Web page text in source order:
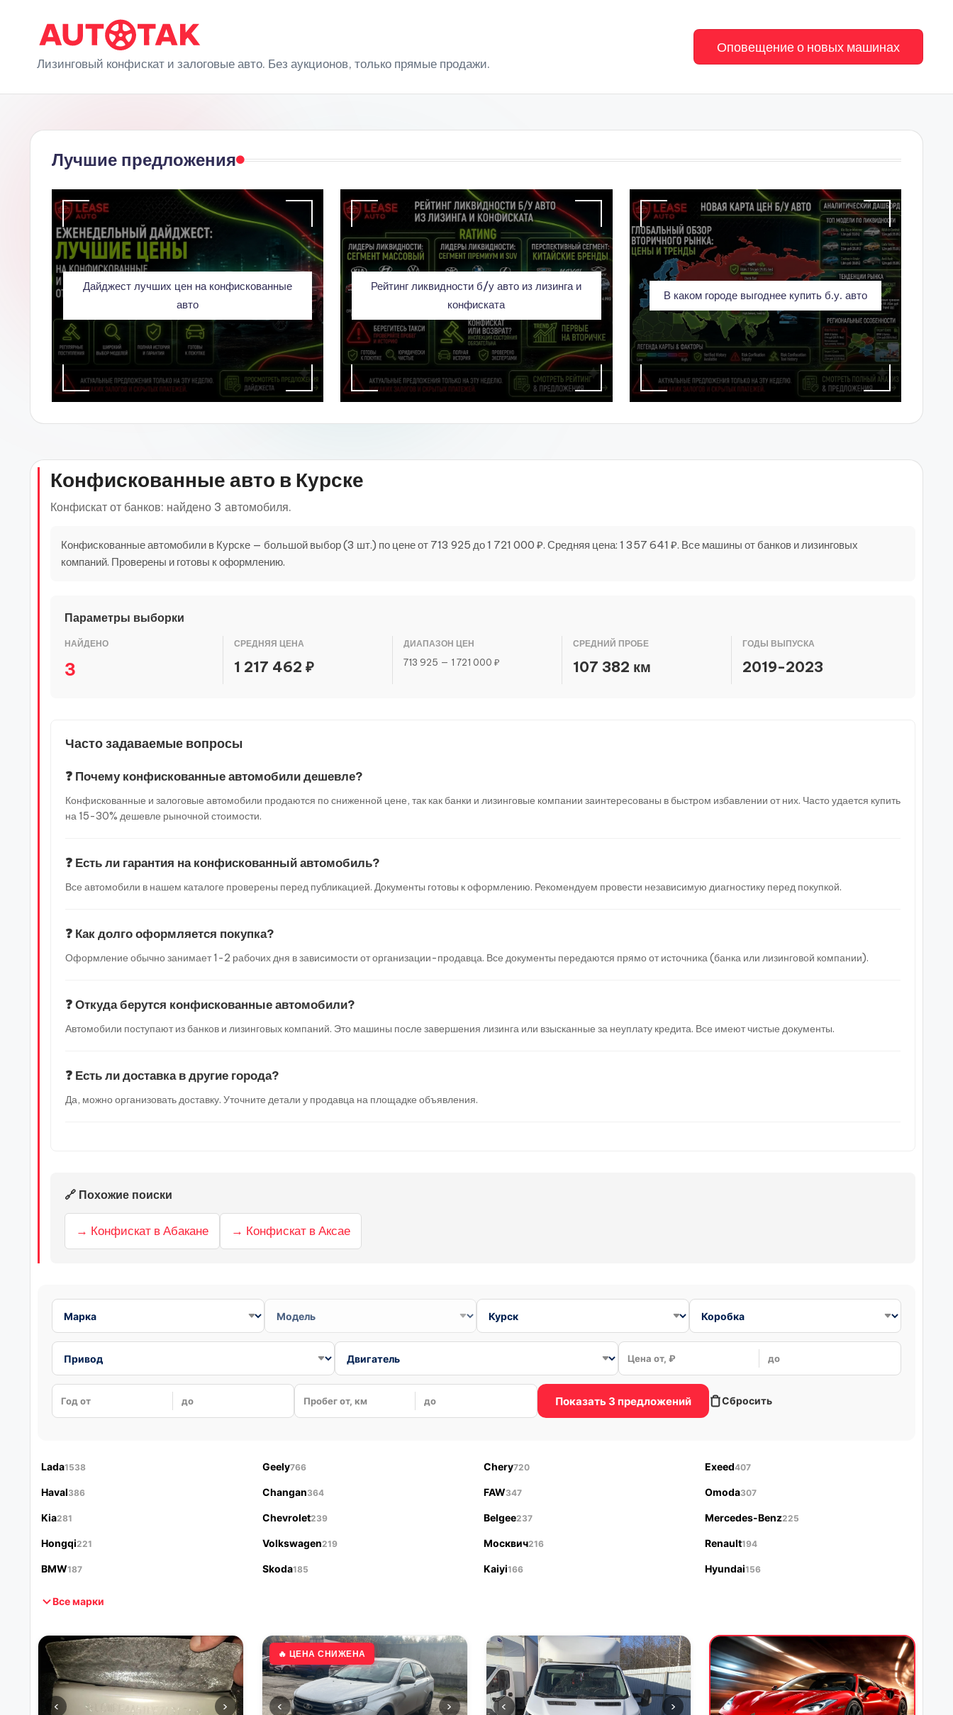
Перейти
A
u
t
Лизинговый конфискат и залоговые авто. Без аукционов, только прямые продажи.
Оповещение о новых машинах
Лучшие предложения
Дайджест лучших цен на конфискованные
авто
Рейтинг ликвидности б/у авто из лизинга и
конфиската
В каком городе выгоднее купить б.у. авто
Конфискованные авто в Курске
Конфискат от банков: найдено 3 автомобиля.
Конфискованные автомобили в Курске — большой выбор (3 шт.) по цене от 713 925 до 1 721 000 ₽. Средняя цена: 1 357 641 ₽. Все машины от банков и лизинговых
компаний. Проверены и готовы к оформлению.
Параметры выборки
НАЙДЕНО
3
СРЕДНЯЯ ЦЕНА
1 217 462 ₽
ДИАПАЗОН ЦЕН
713 925 — 1 721 000 ₽
СРЕДНИЙ ПРОБЕ
107 382 км
ГОДЫ ВЫПУСКА
2019-2023
Часто задаваемые вопросы
❓ Почему конфискованные автомобили дешевле?
Конфискованные и залоговые автомобили продаются по сниженной цене, так как банки и лизинговые компании заинтересованы в быстром избавлении от них. Часто удается купить
на 15-30% дешевле рыночной стоимости.
❓ Есть ли гарантия на конфискованный автомобиль?
Все автомобили в нашем каталоге проверены перед публикацией. Документы готовы к оформлению. Рекомендуем провести независимую диагностику перед покупкой.
❓ Как долго оформляется покупка?
Оформление обычно занимает 1-2 рабочих дня в зависимости от организации-продавца. Все документы передаются прямо от источника (банка или лизинговой компании).
❓ Откуда берутся конфискованные автомобили?
Автомобили поступают из банков и лизинговых компаний. Это машины после завершения лизинга или взысканные за неуплату кредита. Все имеют чистые документы.
❓ Есть ли доставка в другие города?
Да, можно организовать доставку. Уточните детали у продавца на площадке объявления.
🔗 Похожие поиски
→ Конфискат в Абакане → Конфискат в Аксае
Цена от, ₽ до
Год от до Пробег от, км до Показать 3 предложений Сбросить
Lada1538 Geely766 Chery720 Exeed407
Haval386 Changan364 FAW347 Omoda307
Kia281 Chevrolet239 Belgee237 Mercedes-Benz225
Hongqi221 Volkswagen219 Москвич216 Renault194
BMW187 Skoda185 Kaiyi166 Hyundai156
Все марки
‹ ›
🔥 ЦЕНА СНИЖЕНА
‹ › ‹ ›